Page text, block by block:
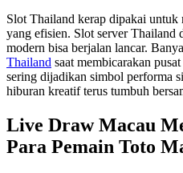
Slot Thailand kerap dipakai
yang efisien. Slot server Thailand
modern bisa berjalan lancar.
Thailand saat membicarakan
sering dijadikan simbol performa
hiburan kreatif terus tumbuh
Live Draw Macau
Para Pemain Toto